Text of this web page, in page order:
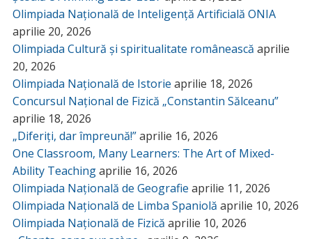
Olimpiada Națională de Inteligență Artificială ONIA
aprilie 20, 2026
Olimpiada Cultură și spiritualitate românească aprilie
20, 2026
Olimpiada Națională de Istorie aprilie 18, 2026
Concursul Național de Fizică „Constantin Sălceanu”
aprilie 18, 2026
„Diferiți, dar împreună!”aprilie 16, 2026
One Classroom, Many Learners: The Art of Mixed-
Ability Teachingaprilie 16, 2026
Olimpiada Națională de Geografie aprilie 11, 2026
Olimpiada Națională de Limba Spaniolă aprilie 10, 2026
Olimpiada Națională de Fizică aprilie 10, 2026